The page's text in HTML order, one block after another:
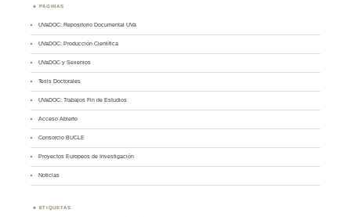
PÁGINAS
UVaDOC: Repositorio Documental UVa
UVaDOC: Producción Científica
UVaDOC y Sexenios
Tesis Doctorales
UVaDOC: Trabajos Fin de Estudios
Acceso Abierto
Consorcio BUCLE
Proyectos Europeos de Investigación
Noticias
ETIQUETAS